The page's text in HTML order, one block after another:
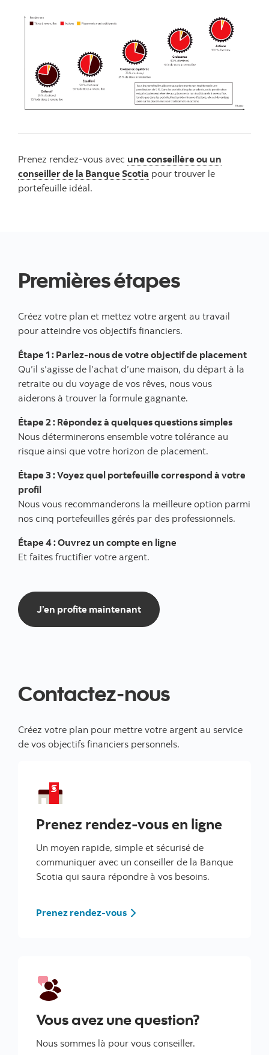
Prenez rendez-vous avec une conseillère ou un
conseiller de la Banque Scotia pour trouver le
portefeuille idéal.
Premières étapes
Créez votre plan et mettez votre argent au travail
pour atteindre vos objectifs financiers.
Étape 1 : Parlez-nous de votre objectif de placement
Qu’il s’agisse de l’achat d’une maison, du départ à la
retraite ou du voyage de vos rêves, nous vous
aiderons à trouver la formule gagnante.
Étape 2 : Répondez à quelques questions simples
Nous déterminerons ensemble votre tolérance au
risque ainsi que votre horizon de placement.
Étape 3 : Voyez quel portefeuille correspond à votre
profil
Nous vous recommanderons la meilleure option parmi
nos cinq portefeuilles gérés par des professionnels.
Étape 4 : Ouvrez un compte en ligne
Et faites fructifier votre argent.
J’en profite maintenantJ’en profite maintenant
Contactez-nous
Créez votre plan pour mettre votre argent au service
de vos objectifs financiers personnels.
Prenez rendez-vous en ligne
Un moyen rapide, simple et sécurisé de
communiquer avec un conseiller de la Banque
Scotia qui saura répondre à vos besoins.
Prenez rendez-vous
Vous avez une question?
Nous sommes là pour vous conseiller.